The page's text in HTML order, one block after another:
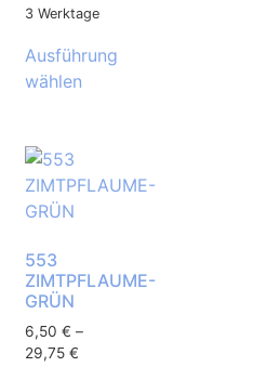
3 Werktage
Ausführung
wählen
553
ZIMTPFLAUME-
GRÜN
6,50 € –
29,75 €